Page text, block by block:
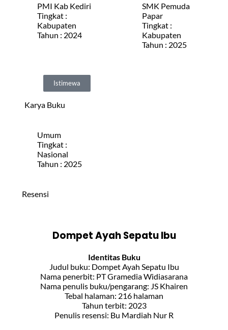
PMI Kab Kediri
Tingkat :
Kabupaten
Tahun : 2024
SMK Pemuda
Papar
Tingkat :
Kabupaten
Tahun : 2025
Istimewa
Karya Buku
Umum
Tingkat :
Nasional
Tahun : 2025
Resensi
Dompet Ayah Sepatu Ibu
Identitas Buku
Judul buku: Dompet Ayah Sepatu Ibu
Nama penerbit: PT Gramedia Widiasarana
Nama penulis buku/pengarang: JS Khairen
Tebal halaman: 216 halaman
Tahun terbit: 2023
Penulis resensi: Bu Mardiah Nur R